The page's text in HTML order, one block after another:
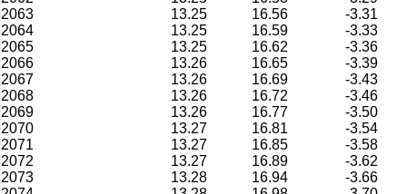
2063
13.25 16.56
-3.31
2064
13.25 16.59
-3.33
2065
13.25 16.62
-3.36
2066
13.26 16.65
-3.39
2067
13.26 16.69
-3.43
2068
13.26 16.72
-3.46
2069
13.26 16.77
-3.50
2070
13.27 16.81
-3.54
2071
13.27 16.85
-3.58
2072
13.27 16.89
-3.62
2073
13.28 16.94
-3.66